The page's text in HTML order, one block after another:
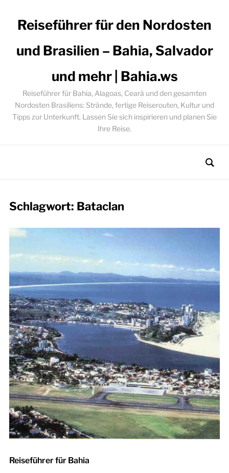
Reiseführer für den Nordosten
und Brasilien – Bahia, Salvador
und mehr | Bahia.ws
Reiseführer für Bahia, Alagoas, Ceará und den gesamten
Nordosten Brasiliens: Strände, fertige Reiserouten, Kultur und
Tipps zur Unterkunft. Lassen Sie sich inspirieren und planen Sie
Ihre Reise.
Schlagwort: Bataclan
Reiseführer für Bahia